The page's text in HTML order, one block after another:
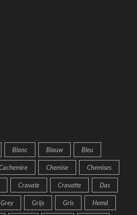
Blanc Blauw Bleu
Chemise Chemises
Cravate Cravatte Das
Grey Grijs Gris Hemd